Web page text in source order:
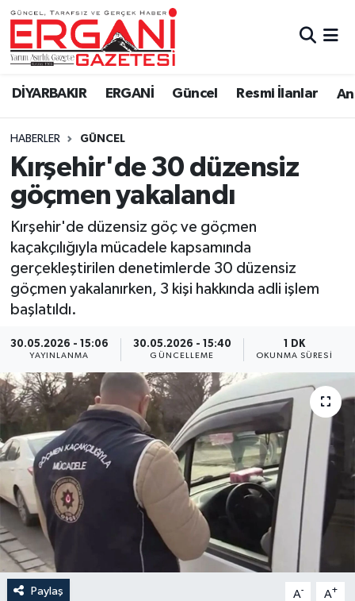
DİYARBAKIR ERGANİ Güncel Resmi İlanlar
HABERLER GÜNCEL
Kırşehir'de 30 düzensiz
göçmen yakalandı
Kırşehir'de düzensiz göç ve göçmen
kaçakçılığıyla mücadele kapsamında
gerçekleştirilen denetimlerde 30 düzensiz
göçmen yakalanırken, 3 kişi hakkında adli işlem
başlatıldı.
30.05.2026 - 15:06
YAYINLANMA
30.05.2026 - 15:40
GÜNCELLEME
1 DK
OKUNMA SÜRESI
Paylaş A- A+
DİYARBAKIR
BİSMİL
BAĞLAR
ERGANİ
Güncel
Eği̇ti̇m
Resmi İlanlar
Sağlık
Si̇yaset
Spor
Yaşam
Anali̇z
Bi̇li̇m & Teknoloji̇
Dünya
Eği̇ti̇m
Ergani Nöbetçi Eczaneler
Ergani Hava Durumu
Ergani Trafik Yoğunluk Haritası
Süper Lig Puan Durumu ve Fikstür
Tüm Manşetler
Son Dakika Haberleri
Haber Arşivi